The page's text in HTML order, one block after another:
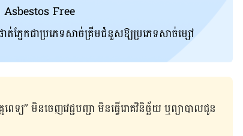
Asbestos Free
ភ្នែកជាប្រភេទសាច់គ្រីមជំនួសឱ្យប្រភេទសាច់ម្សៅ
” មិន​ចេញ​វេជ្ជបញ្ជា មិន​ធ្វើ​រោគវិនិច្ឆ័យ ឬ​ព្យាបាល​ជូន​